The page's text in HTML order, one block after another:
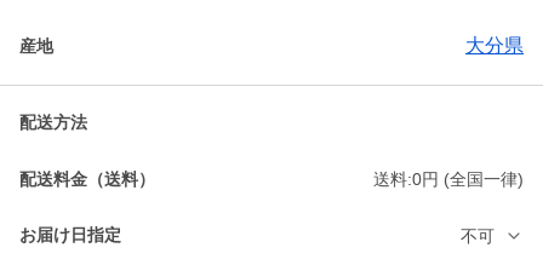
産地 大分県
配送方法
配送料金（送料） 送料:0円 (全国一律)
お届け日指定 不可